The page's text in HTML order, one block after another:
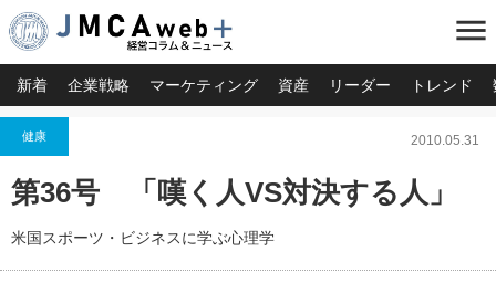
menu
新着 企業戦略 マーケティング 資産 リーダー トレンド
健康 2010.05.31
第36号 「嘆く人VS対決する人」
米国スポーツ・ビジネスに学ぶ心理学